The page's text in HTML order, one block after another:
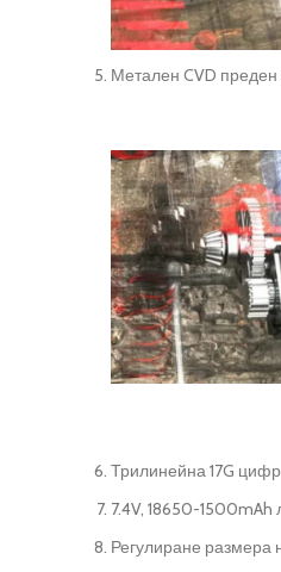
Метален CVD
Трилинейна 17G
7.4V, 18650-
Регулиране размера